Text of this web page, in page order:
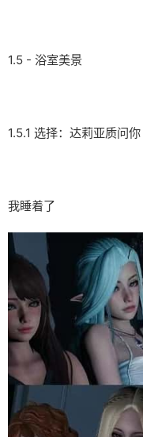
1.5 - 浴室美景
1.5.1 选择：达莉亚质问你
我睡着了